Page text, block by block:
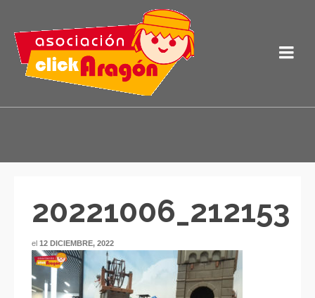
20221006_212153
el 12 DICIEMBRE, 2022